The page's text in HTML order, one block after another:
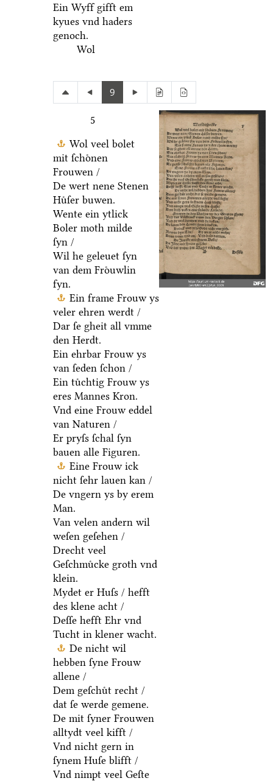
Ein Wyff gifft em
kyues vnd haders
genoch.
Wol
9
5
Wol veel bolet
mit ſchoͤnen
Frouwen /
De wert nene Stenen
Huͤſer buwen.
Wente ein ytlick
Boler moth milde
ſyn /
Wil he geleuet ſyn
van dem Froͤuwlin
fyn.
Ein frame Frouw ys
veler ehren werdt /
Dar ſe gheit all vmme
den Herdt.
Ein ehrbar Frouw ys
van ſeden ſchon /
Ein tuͤchtig Frouw ys
eres Mannes Kron.
Vnd eine Frouw eddel
van Naturen /
Er pryſs ſchal ſyn
bauen alle Figuren.
Eine Frouw ick
nicht ſehr lauen kan /
De vngern ys by erem
Man.
Van velen andern wil
weſen geſehen /
Drecht veel
Geſchmuͤcke groth vnd
klein.
Mydet er Huſs / hefft
des klene acht /
Deſſe hefft Ehr vnd
Tucht in klener wacht.
De nicht wil
hebben ſyne Frouw
allene /
Dem geſchuͤt recht /
dat ſe werde gemene.
De mit ſyner Frouwen
alltydt veel kifft /
Vnd nicht gern in
ſynem Huſe blifft /
Vnd nimpt veel Geſte